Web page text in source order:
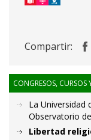
Compartir:
CONGRESOS, CURSOS
La Universidad
Observatorio
Libertad